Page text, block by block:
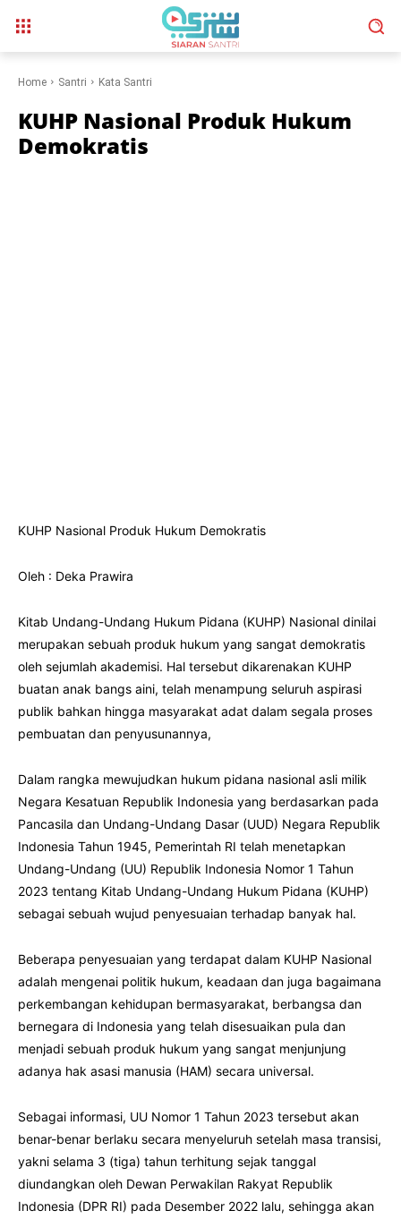
Home Santri Kata Santri
KUHP Nasional Produk Hukum
Demokratis
KUHP Nasional Produk Hukum Demokratis
Oleh : Deka Prawira
Kitab Undang-Undang Hukum Pidana (KUHP) Nasional dinilai
merupakan sebuah produk hukum yang sangat demokratis
oleh sejumlah akademisi. Hal tersebut dikarenakan KUHP
buatan anak bangs aini, telah menampung seluruh aspirasi
publik bahkan hingga masyarakat adat dalam segala proses
pembuatan dan penyusunannya,
Dalam rangka mewujudkan hukum pidana nasional asli milik
Negara Kesatuan Republik Indonesia yang berdasarkan pada
Pancasila dan Undang-Undang Dasar (UUD) Negara Republik
Indonesia Tahun 1945, Pemerintah RI telah menetapkan
Undang-Undang (UU) Republik Indonesia Nomor 1 Tahun
2023 tentang Kitab Undang-Undang Hukum Pidana (KUHP)
sebagai sebuah wujud penyesuaian terhadap banyak hal.
Beberapa penyesuaian yang terdapat dalam KUHP Nasional
adalah mengenai politik hukum, keadaan dan juga bagaimana
perkembangan kehidupan bermasyarakat, berbangsa dan
bernegara di Indonesia yang telah disesuaikan pula dan
menjadi sebuah produk hukum yang sangat menjunjung
adanya hak asasi manusia (HAM) secara universal.
Sebagai informasi, UU Nomor 1 Tahun 2023 tersebut akan
benar-benar berlaku secara menyeluruh setelah masa transisi,
yakni selama 3 (tiga) tahun terhitung sejak tanggal
diundangkan oleh Dewan Perwakilan Rakyat Republik
Indonesia (DPR RI) pada Desember 2022 lalu, sehingga akan